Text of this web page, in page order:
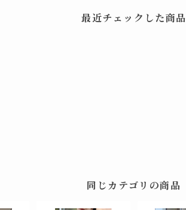
最近チェックした商品
同じカテゴリの商品